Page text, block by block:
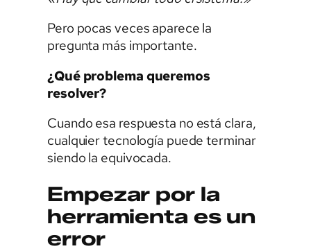
Pero pocas veces aparece la
pregunta más importante.
¿Qué problema queremos
resolver?
Cuando esa respuesta no está clara,
cualquier tecnología puede terminar
siendo la equivocada.
Empezar por la
herramienta es un
error